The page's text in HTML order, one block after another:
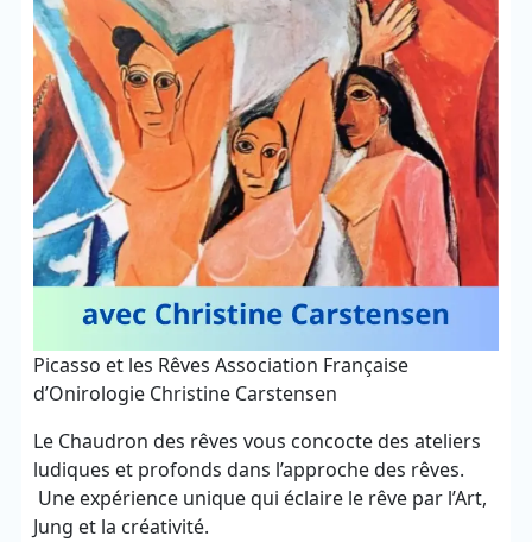
Picasso et les Rêves Association Française
d’Onirologie Christine Carstensen
Le Chaudron des rêves vous concocte des ateliers
ludiques et profonds dans l’approche des rêves.
Une expérience unique qui éclaire le rêve par l’Art,
Jung et la créativité.